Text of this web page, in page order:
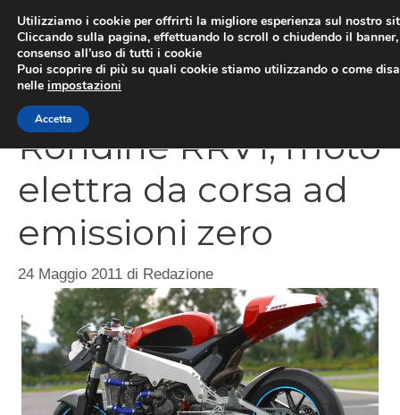
contenuto
Rondine RRV1, moto
elettra da corsa ad
emissioni zero
24 Maggio 2011 di Redazione
Utilizziamo i cookie per offrirti la migliore esperienza sul nostro
Cliccando sulla pagina, effettuando lo scroll o chiudendo il
consenso all’uso di tutti i cookie
Puoi scoprire di più su quali cookie stiamo utilizzando o come
nelle impostazioni
Accetta